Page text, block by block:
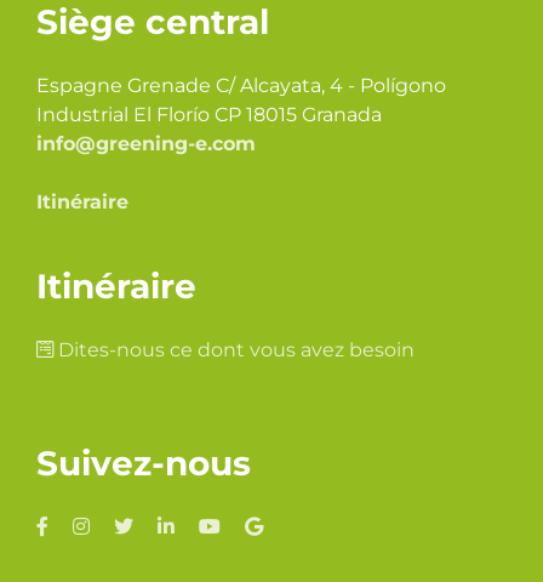
Siège central
Espagne Grenade C/ Alcayata, 4 - Polígono
Industrial El Florío CP 18015 Granada
info@greening-e.com
Itinéraire
Itinéraire
Dites-nous ce dont vous avez besoin
Suivez-nous